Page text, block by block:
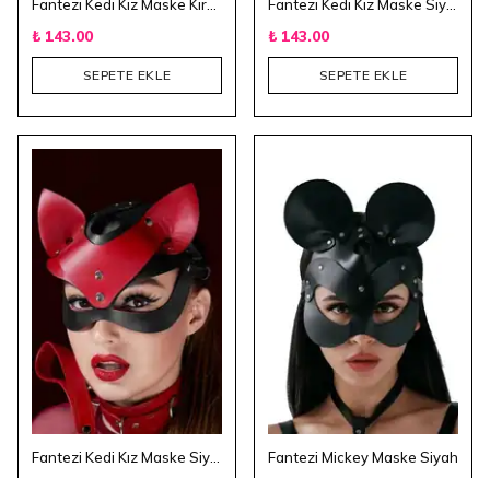
₺ 143.00
SEPETE EKLE
₺ 143.00
SEPETE EKLE
Fantezi Mickey Maske Siyah